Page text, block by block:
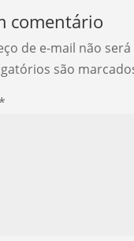
comentário
de e-mail não
são